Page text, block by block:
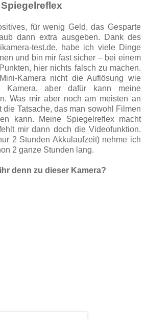
Spiegelreflex
für wenig Geld, das Gesparte
dann extra ausgeben. Dank des
test.de, habe ich viele Dinge
und bin mir fast sicher – bei einem
hier nichts falsch zu machen.
Kamera nicht die Auflösung wie
Kamera, aber dafür kann meine
Was mir aber noch am meisten an
die Tatsache, das man sowohl Filmen
kann. Meine Spiegelreflex macht
mir dann doch die Videofunktion.
2 Stunden Akkulaufzeit) nehme ich
2 ganze Stunden lang.
denn zu dieser Kamera?